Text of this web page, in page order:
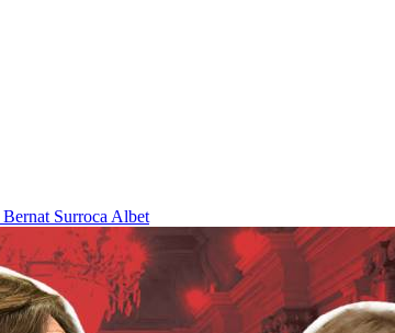
Bernat Surroca Albet